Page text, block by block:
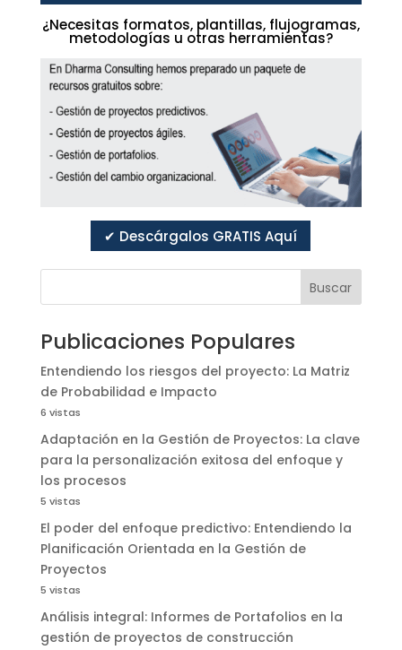
¿Necesitas formatos, plantillas, flujogramas,
metodologías u otras herramientas?
✔ Descárgalos GRATIS Aquí
Buscar
Publicaciones Populares
Entendiendo los riesgos del proyecto: La Matriz
de Probabilidad e Impacto
6 vistas
Adaptación en la Gestión de Proyectos: La clave
para la personalización exitosa del enfoque y
los procesos
5 vistas
El poder del enfoque predictivo: Entendiendo la
Planificación Orientada en la Gestión de
Proyectos
5 vistas
Análisis integral: Informes de Portafolios en la
gestión de proyectos de construcción